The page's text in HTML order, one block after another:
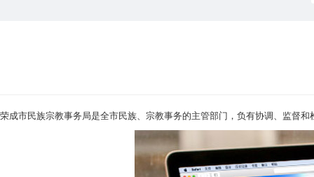
荣成市民族宗教事务局是全市民族、宗教事务的主管部门，负有协调、监督